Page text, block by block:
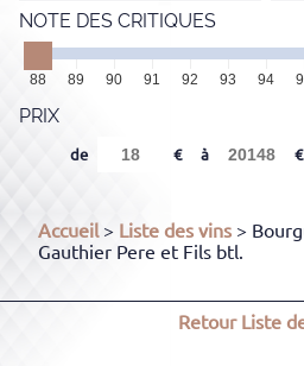
NOTE DES CRITIQUES
88 89 90 91 92 93 94
PRIX
de à
Accueil> Liste des vins >
Gauthier Pere et Fils btl.
RetourListe